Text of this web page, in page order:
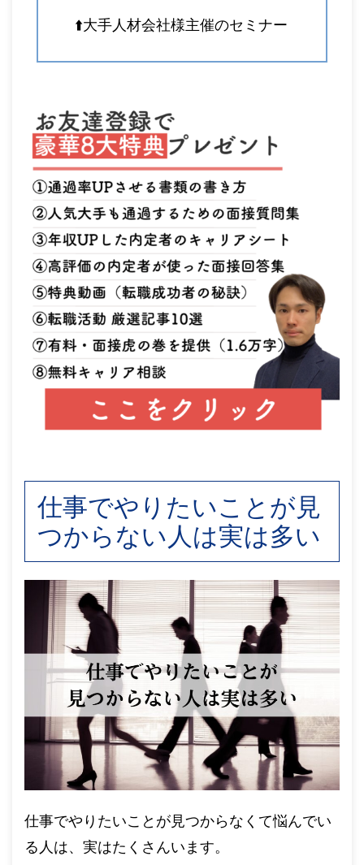
⬆️大手人材会社様主催のセミナー
仕事でやりたいことが見
つからない人は実は多い
仕事でやりたいことが見つからなくて悩んでい
る人は、実はたくさんいます。